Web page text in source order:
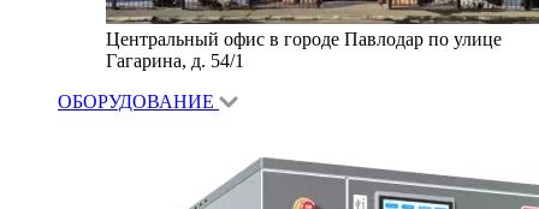
Центральный офис в городе Павлодар по улице
Гагарина, д. 54/1
ОБОРУДОВАНИЕ